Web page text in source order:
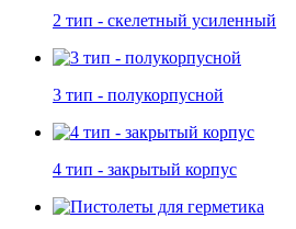
2 тип - скелетный усиленный
3 тип - полукорпусной
4 тип - закрытый корпус